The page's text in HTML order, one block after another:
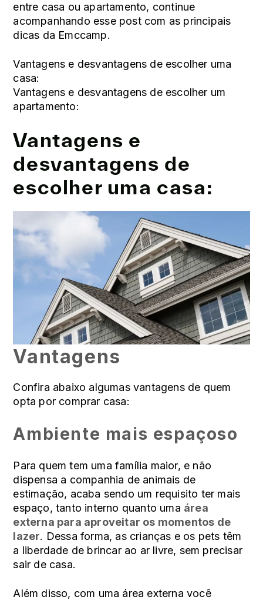
entre casa ou apartamento, continue
acompanhando esse post com as principais
dicas da Emccamp.
Vantagens e desvantagens de escolher uma
casa:
Vantagens e desvantagens de escolher um
apartamento:
Vantagens e
desvantagens de
escolher uma casa:
Vantagens
Confira abaixo algumas vantagens de quem
opta por comprar casa:
Ambiente mais espaçoso
Para quem tem uma família maior, e não
dispensa a companhia de animais de
estimação, acaba sendo um requisito ter mais
espaço, tanto interno quanto uma área
externa para aproveitar os momentos de
lazer. Dessa forma, as crianças e os pets têm
a liberdade de brincar ao ar livre, sem precisar
sair de casa.
Além disso, com uma área externa você